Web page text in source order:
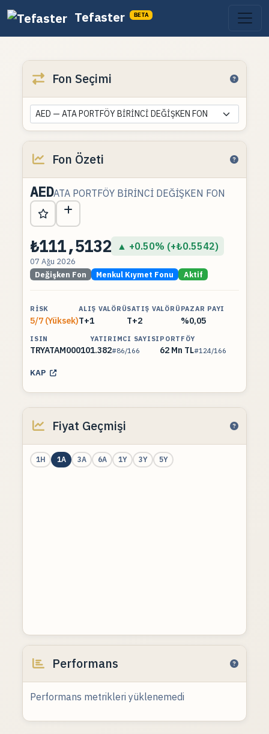
Tefaster BETA
Fon Seçimi
AED — ATA PORTFÖY BİRİNCİ DEĞİŞKEN FON
Fon Özeti
AEDATA PORTFÖY BİRİNCİ DEĞİŞKEN FON
₺111,5132 ▲ +0.50% (+₺0.5542)
07 Ağu 2026
Değişken Fon Menkul Kıymet Fonu Aktif
RISK
5/7 (Yüksek)
ALIŞ VALÖRÜ
T+1
SATIŞ VALÖRÜ
T+2
PAZAR PAYI
%0,05
ISIN
TRYATAM00010
YATIRIMCI SAYISI
1.382#86/166
PORTFÖY
62 Mn TL#124/166
KAP
Fiyat Geçmişi
1H 1A 3A 6A 1Y 3Y 5Y
Performans
Performans metrikleri yüklenemedi